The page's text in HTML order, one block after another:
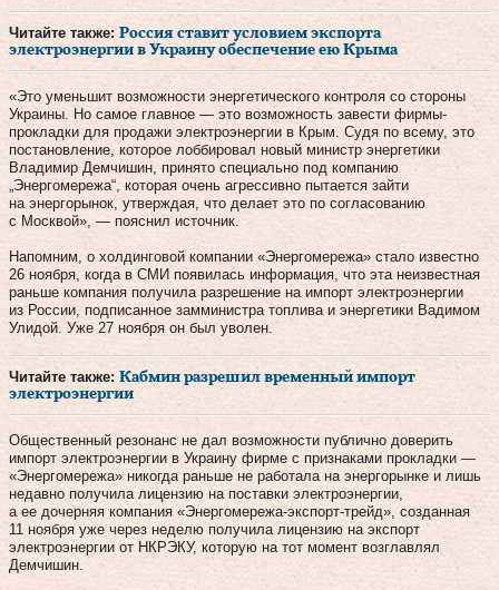
Читайте также: Россия ставит условием экспорта
электроэнергии в Украину обеспечение ею Крыма
«Это уменьшит возможности энергетического контроля со стороны
Украины. Но самое главное — это возможность завести фирмы-
прокладки для продажи электроэнергии в Крым. Судя по всему, это
постановление, которое лоббировал новый министр энергетики
Владимир Демчишин, принято специально под компанию
„Энергомережа“, которая очень агрессивно пытается зайти
на энергорынок, утверждая, что делает это по согласованию
с Москвой», — пояснил источник.
Напомним, о холдинговой компании «Энергомережа» стало известно
26 ноября, когда в СМИ появилась информация, что эта неизвестная
раньше компания получила разрешение на импорт электроэнергии
из России, подписанное замминистра топлива и энергетики Вадимом
Улидой. Уже 27 ноября он был уволен.
Читайте также: Кабмин разрешил временный импорт
электроэнергии
Общественный резонанс не дал возможности публично доверить
импорт электроэнергии в Украину фирме с признаками прокладки —
«Энергомережа» никогда раньше не работала на энергорынке и лишь
недавно получила лицензию на поставки электроэнергии,
а ее дочерняя компания «Энергомережа-экспорт-трейд», созданная
11 ноября уже через неделю получила лицензию на экспорт
электроэнергии от НКРЭКУ, которую на тот момент возглавлял
Демчишин.